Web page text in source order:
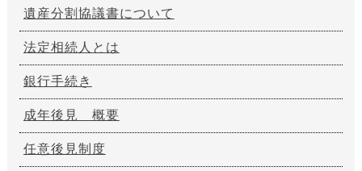
遺産分割協議書について
法定相続人とは
銀行手続き
成年後見 概要
任意後見制度